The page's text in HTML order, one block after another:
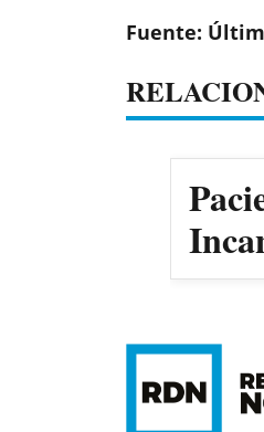
Fuente: